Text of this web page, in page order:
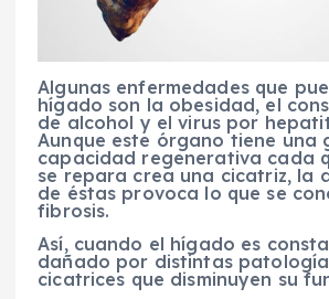
Algunas enfermedades que
hígado son la obesidad, el
de alcohol y el virus por
Aunque este órgano tiene una
capacidad regenerativa cada
se repara crea una cicatriz, la
de éstas provoca lo que se
fibrosis.
Así, cuando el hígado es
dañado por distintas
cicatrices que disminuyen su